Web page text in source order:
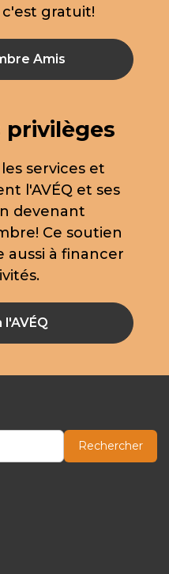
gratuit!
Amis
privilèges
services et
l'AVÉQ et ses
devenant
Ce soutien
à financer
Rechercher